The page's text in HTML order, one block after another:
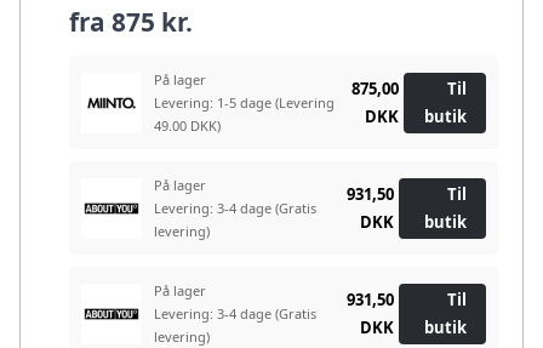
fra 875 kr.
På lager
Levering: 1-5 dage (Levering
49.00 DKK)
875,00
DKK
Til
butik
På lager
Levering: 3-4 dage (Gratis
levering)
931,50
DKK
Til
butik
På lager
Levering: 3-4 dage (Gratis
levering)
931,50
DKK
Til
butik